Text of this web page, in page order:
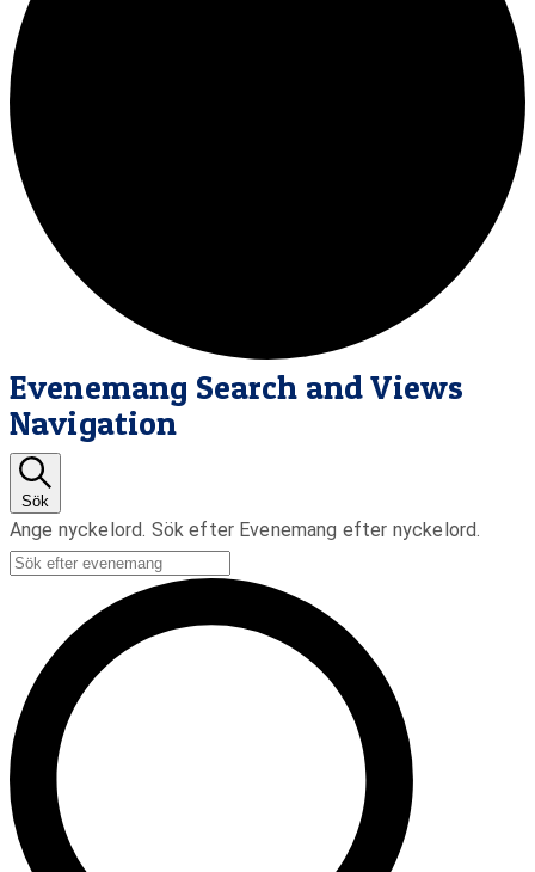
Evenemang
Evenemang Search and Views
Navigation
Sök
Ange nyckelord. Sök efter Evenemang efter nyckelord.